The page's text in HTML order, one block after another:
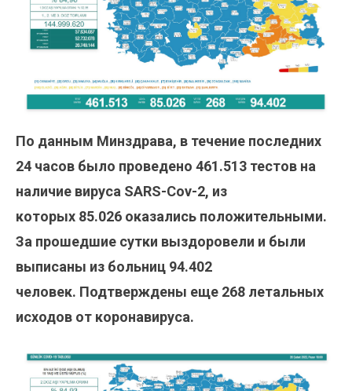
По данным Минздрава, в течение последних
24 часов было проведено 461.513 тестов на
наличие вируса SARS-Cov-2, из
которых 85.026 оказались положительными.
За прошедшие сутки выздоровели и были
выписаны из больниц 94.402
человек. Подтверждены еще 268 летальных
исходов от коронавируса.